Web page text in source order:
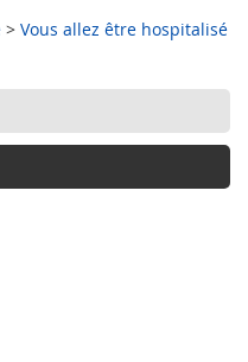
> Vous allez être hospitalisé